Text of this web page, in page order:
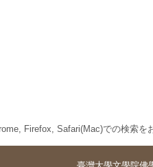
Firefox, Safari(Mac)での検索を